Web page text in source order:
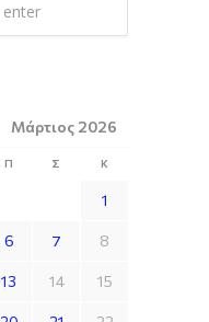
Μάρτιος 2026
Π Σ Κ
1
6 7 8
13 14 15